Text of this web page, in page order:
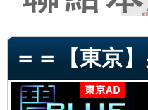
＝＝【東京